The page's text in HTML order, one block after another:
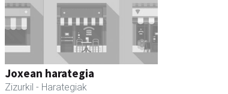
Joxean harategia
Zizurkil - Harategiak